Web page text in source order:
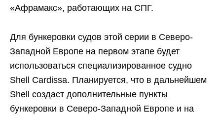
«Афрамакс», работающих на СПГ.
Для бункеровки судов этой серии в Северо-
Западной Европе на первом этапе будет
использоваться специализированное судно
Shell Cardissa. Планируется, что в дальнейшем
Shell создаст дополнительные пункты
бункеровки в Северо-Западной Европе и на